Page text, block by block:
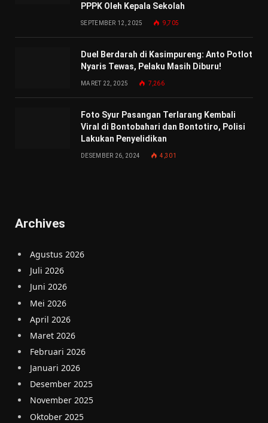
PPPK Oleh Kepala Sekolah
SEPTEMBER 12, 2025 9,705
Duel Berdarah di Kasimpureng: Anto Potlot
Nyaris Tewas, Pelaku Masih Diburu!
MARET 22, 2025 7,266
Foto Syur Pasangan Terlarang Kembali
Viral di Bontobahari dan Bontotiro, Polisi
Lakukan Penyelidikan
DESEMBER 26, 2024 4,301
Archives
Agustus 2026
Juli 2026
Juni 2026
Mei 2026
April 2026
Maret 2026
Februari 2026
Januari 2026
Desember 2025
November 2025
Oktober 2025